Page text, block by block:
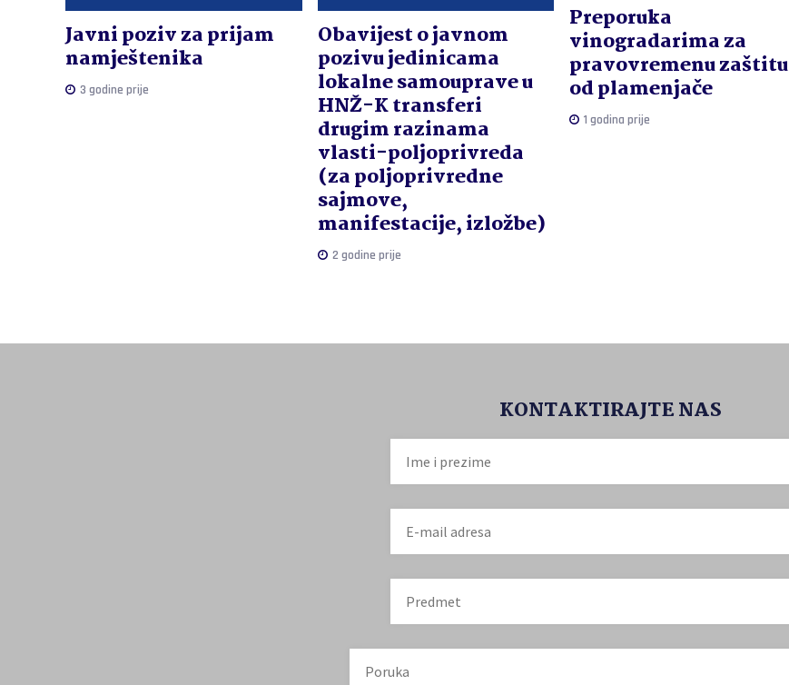
Javni poziv za prijam
namještenika
3 godine prije
Obavijest o javnom
pozivu jedinicama
lokalne samouprave u
HNŽ-K transferi
drugim razinama
vlasti-poljoprivreda
(za poljoprivredne
sajmove,
manifestacije, izložbe)
2 godine prije
Preporuka
vinogradarima za
pravovremenu zaštitu
od plamenjače
1 godina prije
KONTAKTIRAJTE NAS